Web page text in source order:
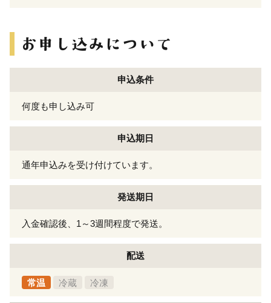
申込条件
何度も申し込み可
申込期日
通年申込みを受け付けています。
発送期日
入金確認後、1～3週間程度で発送。
配送
常温 冷蔵 冷凍